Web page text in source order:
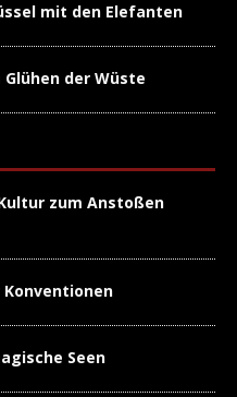
mit den Elefanten
der Wüste
zum Anstoßen
Seen